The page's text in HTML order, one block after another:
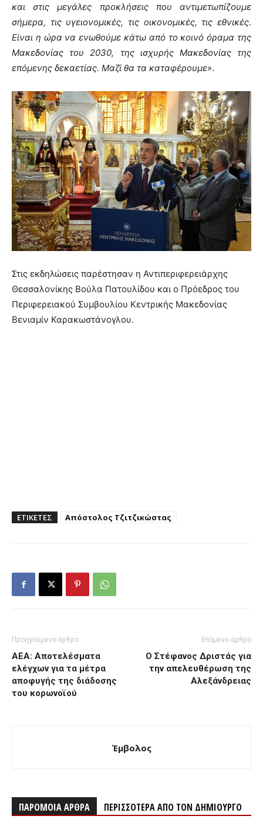
και στις μεγάλες προκλήσεις που αντιμετωπίζουμε
σήμερα, τις υγειονομικές, τις οικονομικές, τις εθνικές.
Είναι η ώρα να ενωθούμε κάτω από το κοινό όραμα της
Μακεδονίας του 2030, της ισχυρής Μακεδονίας της
επόμενης δεκαετίας. Μαζί θα τα καταφέρουμε».
Στις εκδηλώσεις παρέστησαν η Αντιπεριφερειάρχης
Θεσσαλονίκης Βούλα Πατουλίδου και ο Πρόεδρος του
Περιφερειακού Συμβουλίου Κεντρικής Μακεδονίας
Βενιαμίν Καρακωστάνογλου.
ΕΤΙΚΕΤΕΣ Απόστολος Τζιτζικώστας
Προηγούμενο άρθρο
ΑΕΑ: Αποτελέσματα
ελέγχων για τα μέτρα
αποφυγής της διάδοσης
του κορωνοϊού
Επόμενο άρθρο
Ο Στέφανος Δριστάς για
την απελευθέρωση της
Αλεξάνδρειας
Έμβολος
ΠΑΡΟΜΟΙΑ ΑΡΘΡΑ ΠΕΡΙΣΣΟΤΕΡΑ ΑΠΟ ΤΟΝ ΔΗΜΙΟΥΡΓΟ